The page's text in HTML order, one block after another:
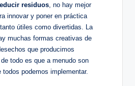
residuos , no hay mejor
innovar y poner en práctica
útiles como divertidas. La
muchas formas creativas de
que producimos
todo es que a menudo son
podemos implementar.